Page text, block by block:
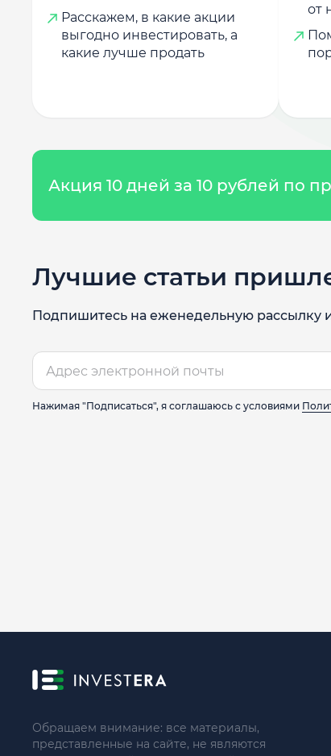
Расскажем, в какие акции
выгодно инвестировать, а
какие лучше продать
от
Акция 10 дней за 10 рублей по
Лучшие статьи
Подпишитесь на еженедельную рассылку
Нажимая "Подписаться", я соглашаюсь с условиями
Обращаем внимание: все материалы,
представленные на сайте, не являются